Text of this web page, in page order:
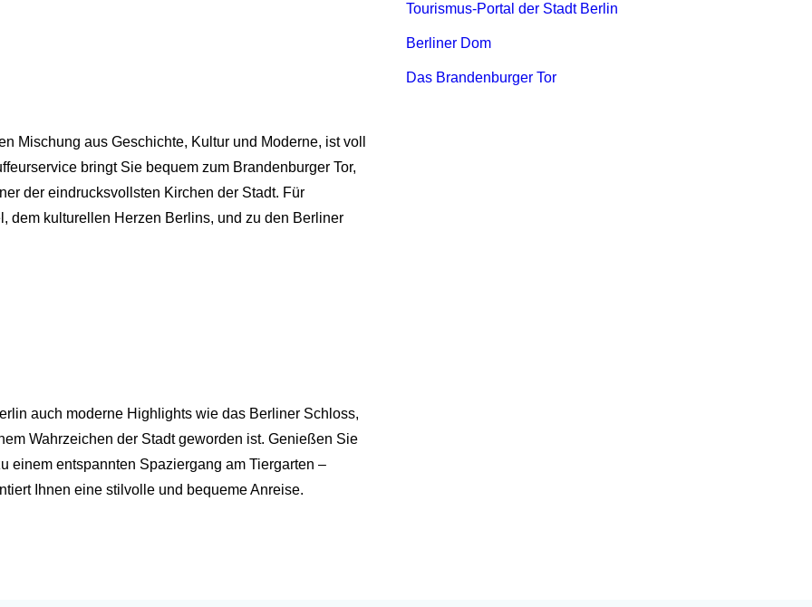
Mischung aus Geschichte, Kultur und Moderne, ist voll
bringt Sie bequem zum Brandenburger Tor,
der eindrucksvollsten Kirchen der Stadt. Für
dem kulturellen Herzen Berlins, und zu den Berliner
auch moderne Highlights wie das Berliner Schloss,
Wahrzeichen der Stadt geworden ist. Genießen Sie
einem entspannten Spaziergang am Tiergarten –
Ihnen eine stilvolle und bequeme Anreise.
Tourismus-Portal der Stadt Berlin
Berliner Dom
Das Brandenburger Tor